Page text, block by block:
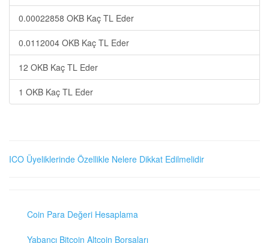
0.00022858 OKB Kaç TL Eder
0.0112004 OKB Kaç TL Eder
12 OKB Kaç TL Eder
1 OKB Kaç TL Eder
ICO Üyeliklerinde Özellikle Nelere Dikkat Edilmelidir
Coin Para Değeri Hesaplama
Yabancı Bitcoin Altcoin Borsaları